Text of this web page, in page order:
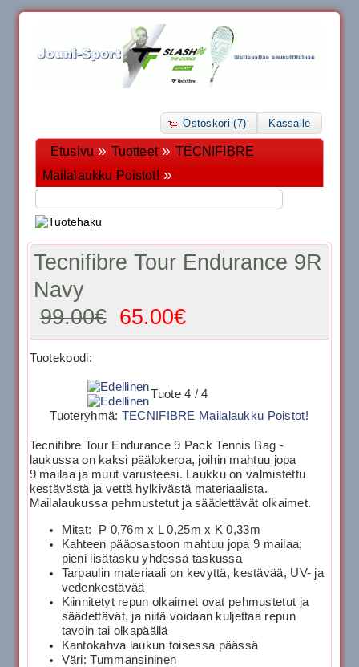
Ostoskori (7) Kassalle
Etusivu » Tuotteet» TECNIFIBRE
Mailalaukku Poistot! »
Tecnifibre Tour Endurance 9R
Navy
99.00€ 65.00€
Tuotekoodi:
Tuote 4 / 4
Tuoteryhmä: TECNIFIBRE Mailalaukku Poistot!
Tecnifibre Tour Endurance 9 Pack Tennis Bag -
laukussa on kaksi päälokeroa, joihin mahtuu jopa
9 mailaa ja muut varusteesi. Laukku on valmistettu
kestävästä ja vettä hylkivästä materiaalista.
Mailalaukussa pehmustetut ja säädettävät olkaimet.
Mitat: P 0,76m x L 0,25m x K 0,33m
Kahteen pääosastoon mahtuu jopa 9 mailaa;
pieni lisätasku yhdessä taskussa
Tarpaulin materiaali on kevyttä, kestävää, UV- ja
vedenkestävää
Kiinnitetyt repun olkaimet ovat pehmustetut ja
säädettävät, ja niitä voidaan kuljettaa repun
tavoin tai olkapäällä
Kantokahva laukun toisessa päässä
Väri: Tummansininen